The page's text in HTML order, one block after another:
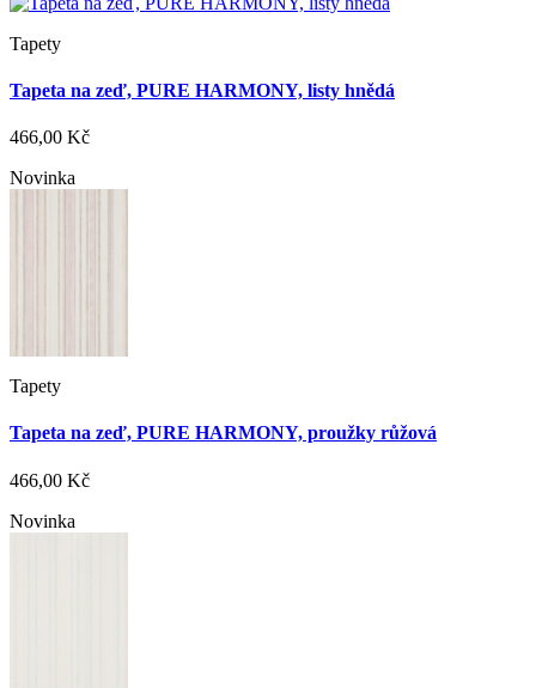
Tapety
Tapeta na zeď, PURE HARMONY, listy hnědá
466,00 Kč
Novinka
Tapety
Tapeta na zeď, PURE HARMONY, proužky růžová
466,00 Kč
Novinka